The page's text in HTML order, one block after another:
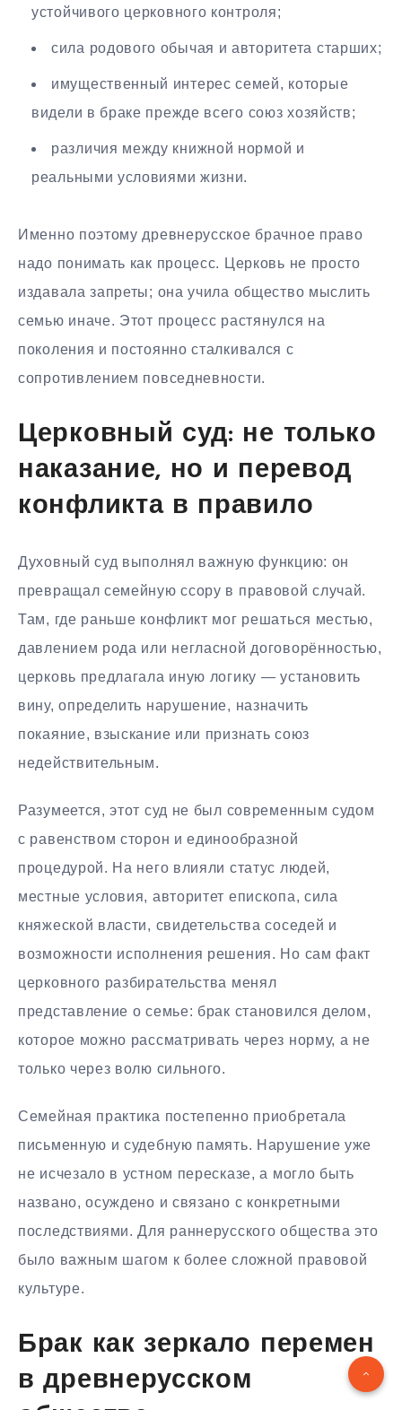
устойчивого церковного контроля;
сила родового обычая и авторитета старших;
имущественный интерес семей, которые
видели в браке прежде всего союз хозяйств;
различия между книжной нормой и
реальными условиями жизни.
Именно поэтому древнерусское брачное право
надо понимать как процесс. Церковь не просто
издавала запреты; она учила общество мыслить
семью иначе. Этот процесс растянулся на
поколения и постоянно сталкивался с
сопротивлением повседневности.
Церковный суд: не только
наказание, но и перевод
конфликта в правило
Духовный суд выполнял важную функцию: он
превращал семейную ссору в правовой случай.
Там, где раньше конфликт мог решаться местью,
давлением рода или негласной договорённостью,
церковь предлагала иную логику — установить
вину, определить нарушение, назначить
покаяние, взыскание или признать союз
недействительным.
Разумеется, этот суд не был современным судом
с равенством сторон и единообразной
процедурой. На него влияли статус людей,
местные условия, авторитет епископа, сила
княжеской власти, свидетельства соседей и
возможности исполнения решения. Но сам факт
церковного разбирательства менял
представление о семье: брак становился делом,
которое можно рассматривать через норму, а не
только через волю сильного.
Семейная практика постепенно приобретала
письменную и судебную память. Нарушение уже
не исчезало в устном пересказе, а могло быть
названо, осуждено и связано с конкретными
последствиями. Для раннерусского общества это
было важным шагом к более сложной правовой
культуре.
Брак как зеркало перемен
в древнерусском